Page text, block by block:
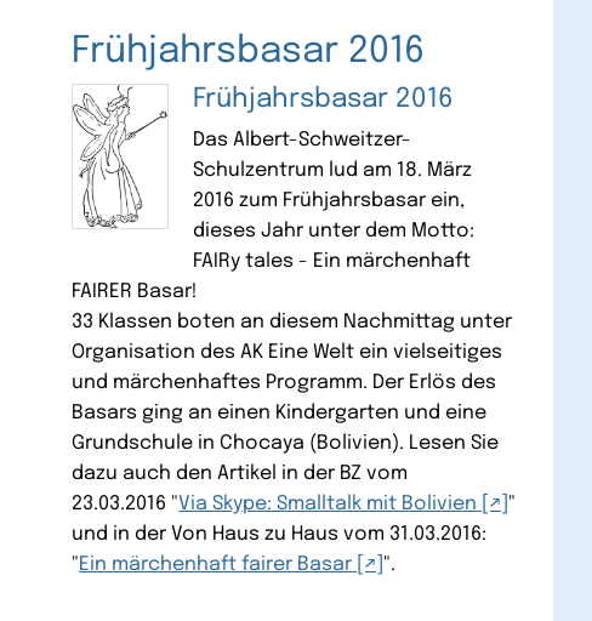
Frühjahrsbasar 2016
Frühjahrsbasar 2016
Das Albert-Schweitzer-
Schulzentrum lud am 18. März
2016 zum Frühjahrsbasar ein,
dieses Jahr unter dem Motto:
FAIRy tales - Ein märchenhaft
FAIRER Basar!
33 Klassen boten an diesem Nachmittag unter
Organisation des AK Eine Welt ein vielseitiges
und märchenhaftes Programm. Der Erlös des
Basars ging an einen Kindergarten und eine
Grundschule in Chocaya (Bolivien). Lesen Sie
dazu auch den Artikel in der BZ vom
23.03.2016 "Via Skype: Smalltalk mit Bolivien
"
und in der Von Haus zu Haus vom 31.03.2016:
"Ein märchenhaft fairer Basar ".